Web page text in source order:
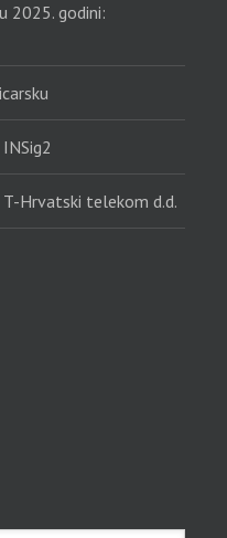
2025. godini:
Hrvatski telekom d.d.